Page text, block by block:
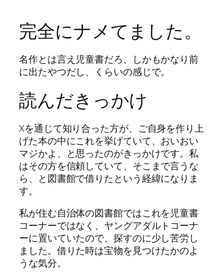
完全にナメてました。
名作とは言え児童書だろ、しかもかなり前
に出たやつだし、くらいの感じで。
読んだきっかけ
Xを通じて知り合った方が、ご自身を作り上
げた本の中にこれを挙げていて、おいおい
マジかよ、と思ったのがきっかけです。私
はその方を信頼していて、そこまで言うな
ら、と図書館で借りたという経緯になりま
す。
私が住む自治体の図書館ではこれを児童書
コーナーではなく、ヤングアダルトコーナ
ーに置いていたので、探すのに少し苦労し
ました。借りた時は宝物を見つけたかのよ
うな気分。